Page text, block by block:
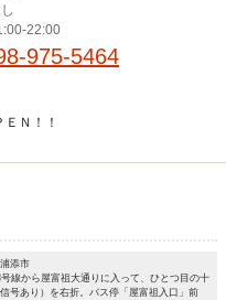
22:00
975-5464
Ｎ！！
添市
号線から屋富祖大通りに入って、ひとつ目の十
号あり）を右折。バス停「屋富祖入口」前